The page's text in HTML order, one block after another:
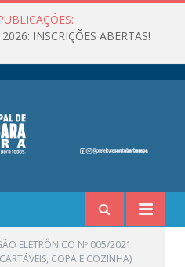
INSCRIÇÕES ABERTAS!
ELETRÔNICO Nº 005/2021
COPA E COZINHA)